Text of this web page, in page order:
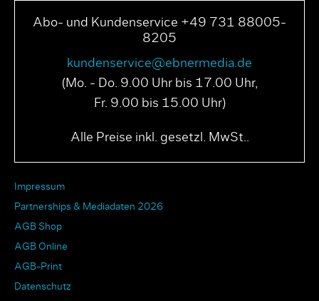
Abo- und Kundenservice +49 731 88005-
8205
kundenservice@ebnermedia.de
(Mo. - Do. 9.00 Uhr bis 17.00 Uhr,
Fr. 9.00 bis 15.00 Uhr)
Alle Preise inkl. gesetzl. MwSt..
Impressum
Partnerships & Mediadaten 2026
AGB Shop
AGB Online
AGB-Print
Datenschutz